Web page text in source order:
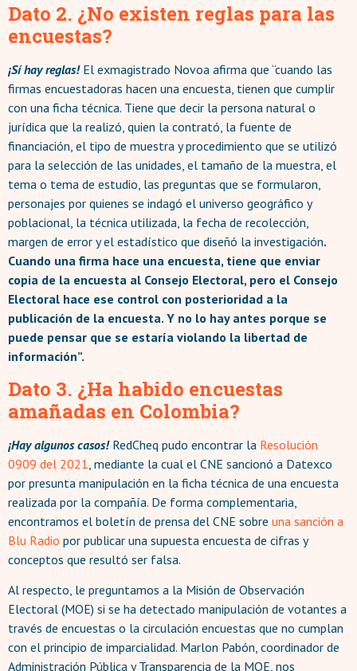
Dato 2. ¿No existen reglas para las
encuestas?
¡Sí hay reglas!El exmagistrado Novoa afirma que “cuando las
firmas encuestadoras hacen una encuesta, tienen que cumplir
con una ficha técnica. Tiene que decir la persona natural o
jurídica que la realizó, quien la contrató, la fuente de
financiación, el tipo de muestra y procedimiento que se utilizó
para la selección de las unidades, el tamaño de la muestra, el
tema o tema de estudio, las preguntas que se formularon,
personajes por quienes se indagó el universo geográfico y
poblacional, la técnica utilizada, la fecha de recolección,
margen de error y el estadístico que diseñó la investigación.
Cuando una firma hace una encuesta, tiene que enviar
copia de la encuesta al Consejo Electoral, pero el Consejo
Electoral hace ese control con posterioridad a la
publicación de la encuesta. Y no lo hay antes porque se
puede pensar que se estaría violando la libertad de
información”.
Dato 3. ¿Ha habido encuestas
amañadas en Colombia?
¡Hay algunos casos!RedCheq pudo encontrar la Resolución
0909 del 2021 , mediante la cual el CNE sancionó a Datexco
por presunta manipulación en la ficha técnica de una encuesta
realizada por la compañía. De forma complementaria,
encontramos el boletín de prensa del CNE sobre una sanción a
Blu Radio por publicar una supuesta encuesta de cifras y
conceptos que resultó ser falsa.
Al respecto, le preguntamos a la Misión de Observación
Electoral (MOE) si se ha detectado manipulación de votantes a
través de encuestas o la circulación encuestas que no cumplan
con el principio de imparcialidad. Marlon Pabón, coordinador de
Administración Pública y Transparencia de la MOE, nos